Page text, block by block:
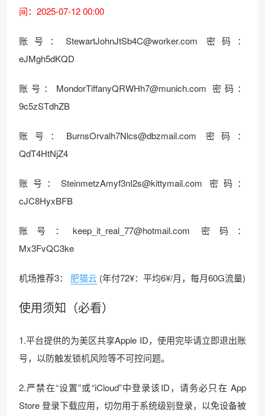
间：2025-07-12 00:00
账号：StewartJohnJtSb4C@worker.com 密码：
eJMgh5dKQD
账号：MondorTiffanyQRWHh7@munich.com 密码：
9c5zSTdhZB
账号：BurnsOrvalh7Nlcs@dbzmail.com 密码：
QdT4HtNjZ4
账号：SteinmetzAmyf3nI2s@kittymail.com 密码：
cJC8HyxBFB
账号：keep_it_real_77@hotmail.com 密码：
Mx3FvQC3ke
机场推荐3： 肥猫云 (年付72¥：平均6¥/月，每月60G流量)
使用须知（必看）
1.平台提供的为美区共享Apple ID，使用完毕请立即退出账
号，以防触发锁机风险等不可控问题。
2.严禁在“设置”或“iCloud”中登录该ID，请务必只在 App
Store 登录下载应用，切勿用于系统级别登录，以免设备被